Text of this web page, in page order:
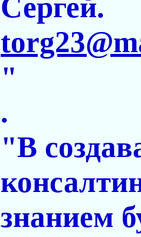
Сергей.
"
.
"В
знанием